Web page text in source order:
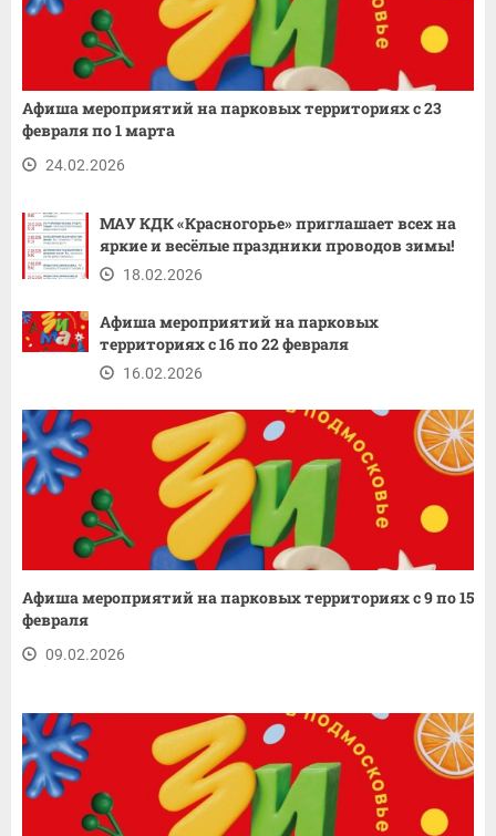
Афиша мероприятий на парковых территориях с 23
февраля по 1 марта
24.02.2026
МАУ КДК «Красногорье» приглашает всех на
яркие и весёлые праздники проводов зимы!
18.02.2026
Афиша мероприятий на парковых
территориях с 16 по 22 февраля
16.02.2026
Афиша мероприятий на парковых территориях с 9 по 15
февраля
09.02.2026